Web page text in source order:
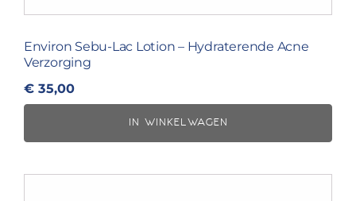
Environ Sebu-Lac Lotion – Hydraterende Acne
Verzorging
€ 35,00
IN WINKELWAGEN